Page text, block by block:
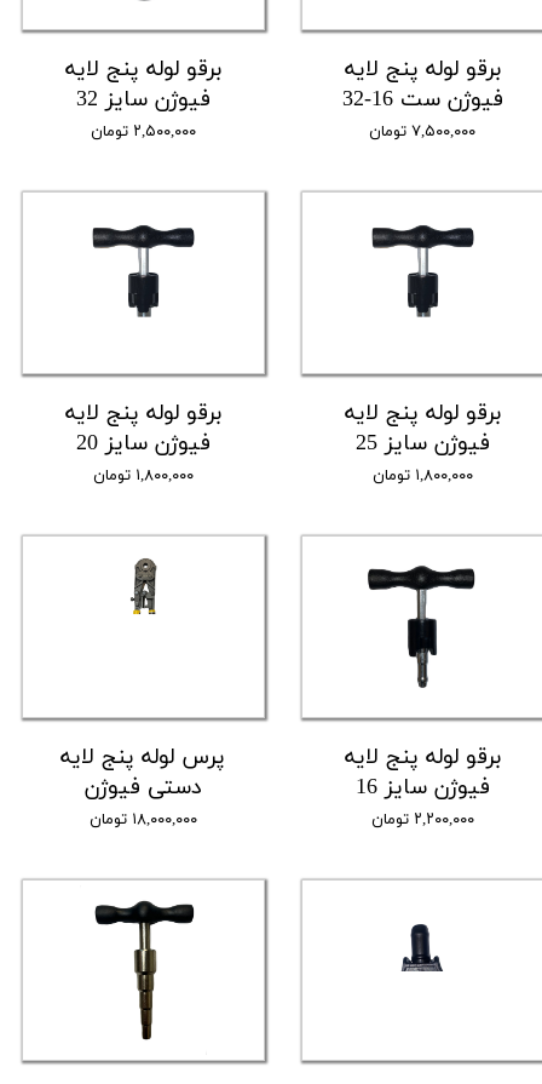
برقو لوله پنج لایه
فیوژن ست 16-32
۷,۵۰۰,۰۰۰ تومان
برقو لوله پنج لایه
فیوژن سایز 32
۲,۵۰۰,۰۰۰ تومان
برقو لوله پنج لایه
فیوژن سایز 25
۱,۸۰۰,۰۰۰ تومان
برقو لوله پنج لایه
فیوژن سایز 20
۱,۸۰۰,۰۰۰ تومان
برقو لوله پنج لایه
فیوژن سایز 16
۲,۲۰۰,۰۰۰ تومان
پرس لوله پنج لایه
دستی فیوژن
۱۸,۰۰۰,۰۰۰ تومان